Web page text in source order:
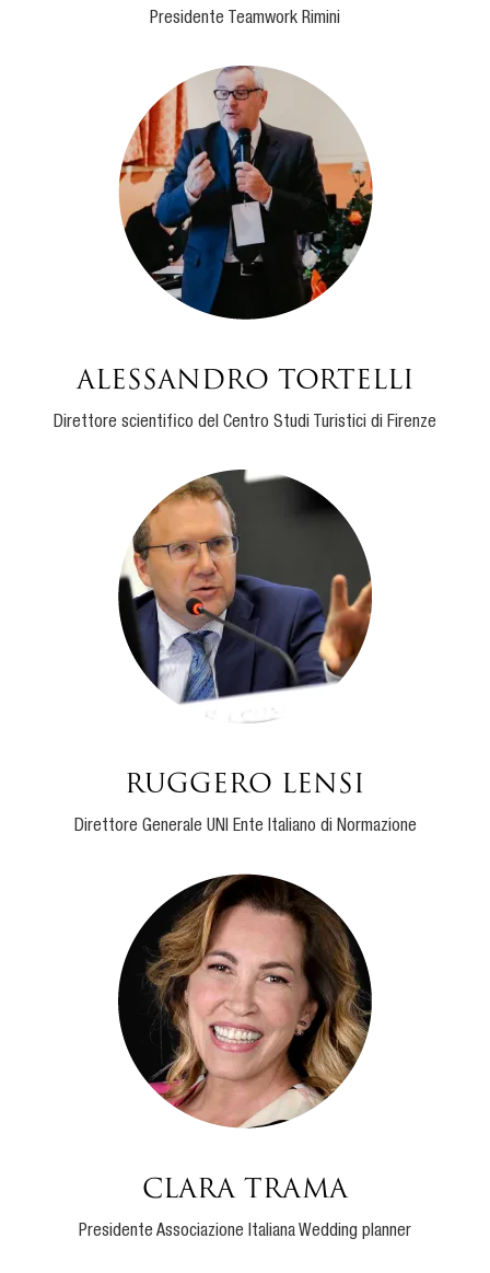
Presidente Teamwork Rimini
Alessandro Tortelli
Direttore scientifico del Centro Studi Turistici di Firenze
Ruggero Lensi
Direttore Generale UNI Ente Italiano di Normazione
Clara Trama
Presidente Associazione Italiana Wedding planner